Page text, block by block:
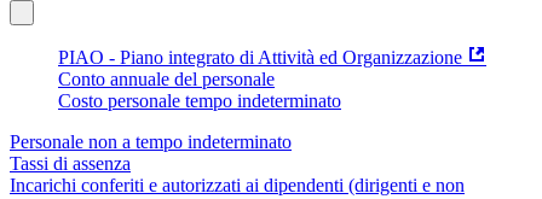
PIAO - Piano integrato di Attività ed Organizzazione
Conto annuale del personale
Costo personale tempo indeterminato
Personale non a tempo indeterminato
Tassi di assenza
Incarichi conferiti e autorizzati ai dipendenti (dirigenti e non